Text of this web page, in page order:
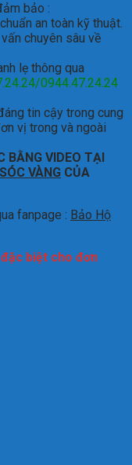
bảo :
an toàn kỹ thuật.
chuyên sâu về
lẹ thông qua
0944.47.24.24
tin cậy trong cung
vị trong và ngoài
BẰNG VIDEO TẠI
VÀNG CỦA
fanpage : Bảo Hộ
biệt cho đơn